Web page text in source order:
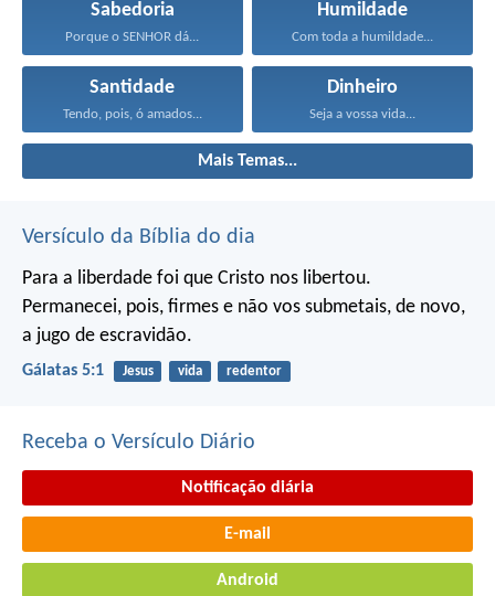
Sabedoria
Porque o SENHOR dá...
Humildade
Com toda a humildade...
Santidade
Tendo, pois, ó amados...
Dinheiro
Seja a vossa vida...
Mais Temas...
Versículo da Bíblia do dia
Para a liberdade foi que Cristo nos libertou.
Permanecei, pois, firmes e não vos submetais, de novo,
a jugo de escravidão.
Gálatas 5:1 Jesus vida redentor
Receba o Versículo Diário
Notificação diária
E-mail
Android